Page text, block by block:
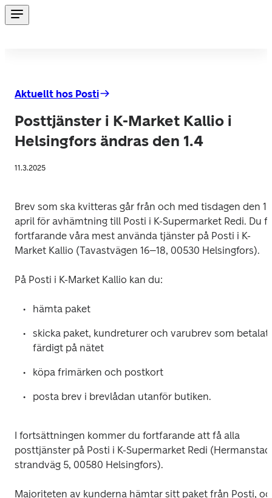
Aktuellt hos Posti
Posttjänster i K-Market Kallio i
Helsingfors ändras den 1.4
11.3.2025
Brev som ska kvitteras går från och med tisdagen den 1
april för avhämtning till Posti i K-Supermarket Redi. Du
fortfarande våra mest använda tjänster på Posti i K-
Market Kallio (Tavastvägen 16–18, 00530 Helsingfors).
På Posti i K-Market Kallio kan du:
hämta paket
skicka paket, kundreturer och varubrev som
färdigt på nätet
köpa frimärken och postkort
posta brev i brevlådan utanför butiken.
I fortsättningen kommer du fortfarande att få alla
posttjänster på Posti i K-Supermarket Redi
strandväg 5, 00580 Helsingfors).
Majoriteten av kunderna hämtar sitt paket från Posti,